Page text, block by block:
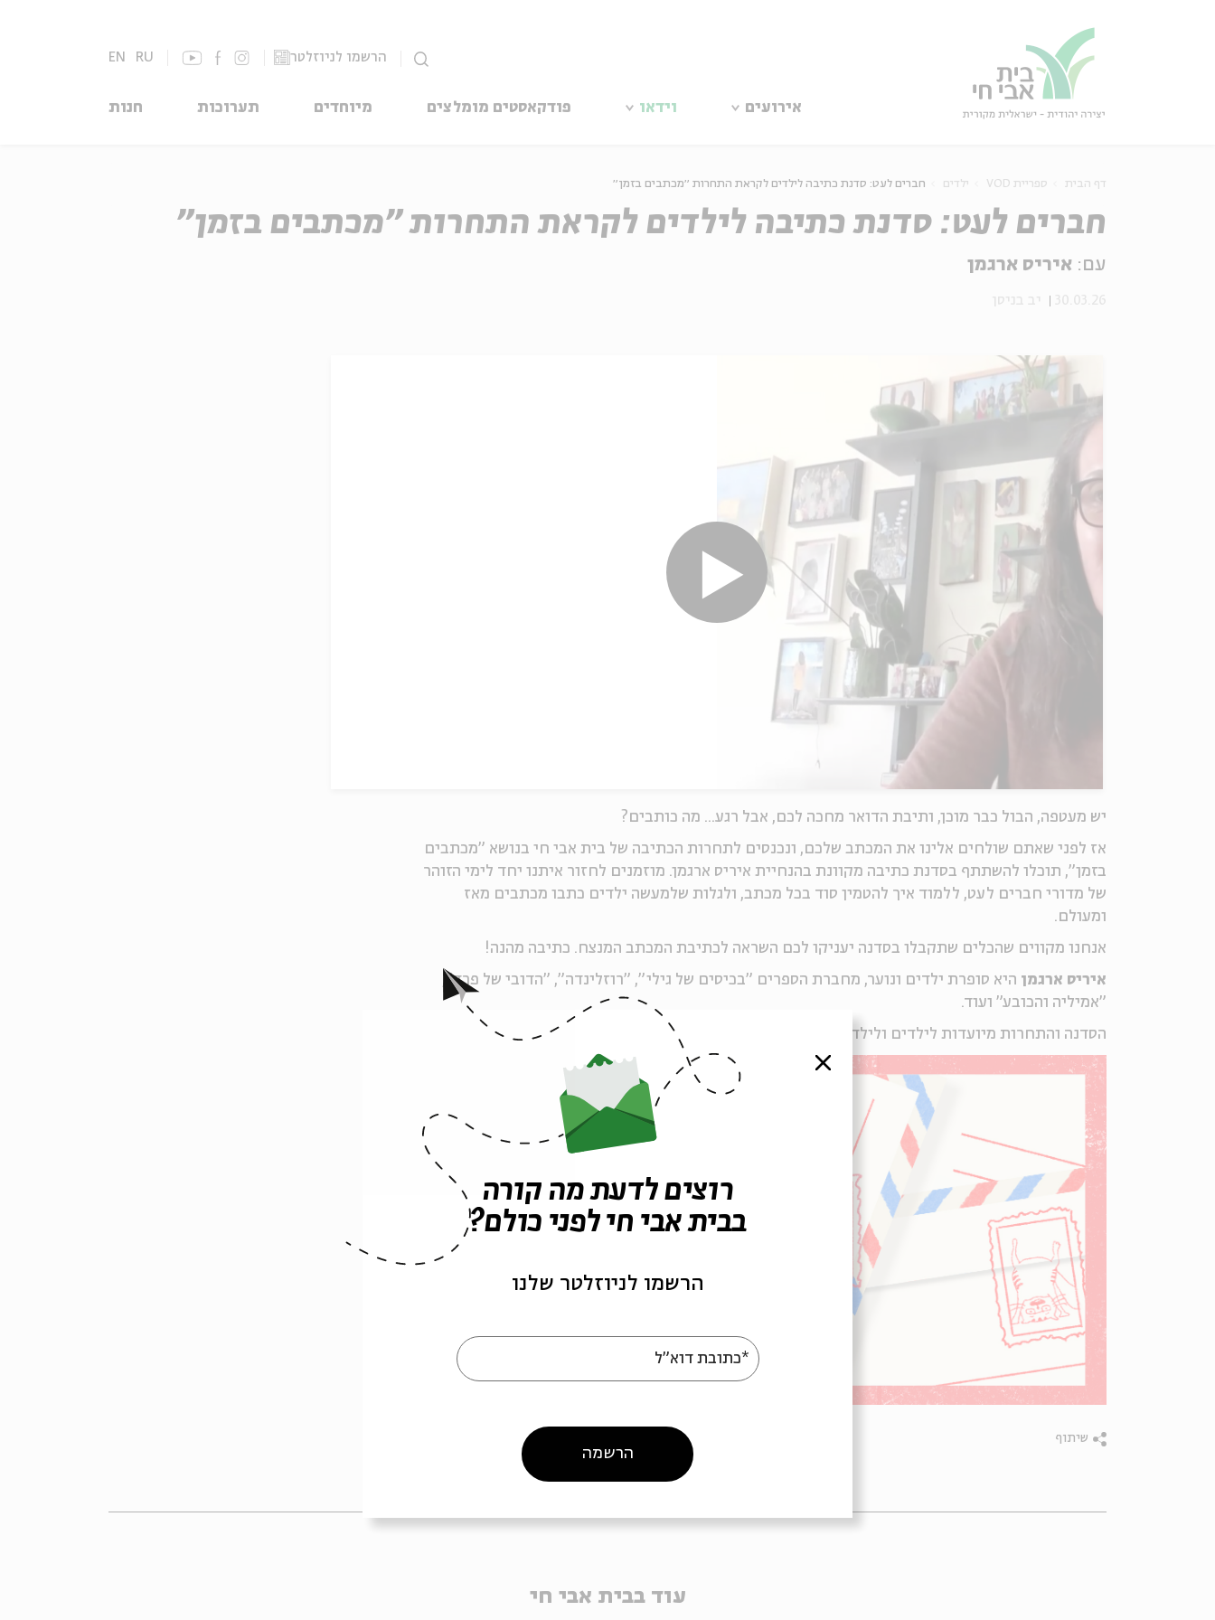
הרשמו לניוזלטר EN RU
אירועים וידאו פודקאסטים מומלצים מיוחדים תערוכות חנות
דף הבית ספריית VOD ילדים חברים לעט: סדנת כתיבה לילדים לקראת התחרות ״מכתבים בזמן״
חברים לעט: סדנת כתיבה לילדים לקראת התחרות ״מכתבים בזמן״
עם: איריס ארגמן
יש מעטפה, הבול כבר מוכן, ותיבת הדואר מחכה לכם, אבל רגע... מה כותבים?
אז לפני שאתם שולחים אלינו את המכתב שלכם, ונכנסים לתחרות הכתיבה של בית אבי חי בנושא "מכתבים
בזמן", תוכלו להשתתף בסדנת כתיבה מקוונת בהנחיית איריס ארגמן. מוזמנים לחזור איתנו יחד לימי הזוהר
של מדורי חברים לעט, ללמוד איך להטמין סוד בכל מכתב, ולגלות שלמעשה ילדים כתבו מכתבים מאז
ומעולם.
אנחנו מקווים שהכלים שתקבלו בסדנה יעניקו לכם השראה לכתיבת המכתב המנצח. כתיבה מהנה!
איריס ארגמן היא סופרת ילדים ונוער, מחברת הספרים "בכיסים של גילי", "רוזלינדה", "הדובי של פרד",
"אמיליה והכובע" ועוד.
הסדנה והתחרות מיועדות לילדים ולילדות בכיתות ג׳–ו׳.
שיתוף
עוד בבית אבי חי
סגור
רוצים לדעת מה קורה
בבית אבי חי לפני כולם?
הרשמו לניוזלטר שלנו
*כתובת דוא"ל
הרשמה